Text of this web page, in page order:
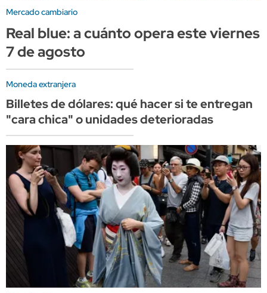
Mercado cambiario
Real blue: a cuánto opera este viernes
7 de agosto
Moneda extranjera
Billetes de dólares: qué hacer si te entregan
"cara chica" o unidades deterioradas